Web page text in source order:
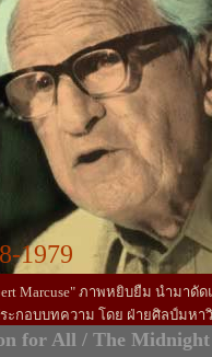
Marcuse" ภาพหยิบยืม นำมาดัด
ระกอบบทความ โดย ฝ่ายศิลป์มหา
เที่ยงคืน
1979
for All / The